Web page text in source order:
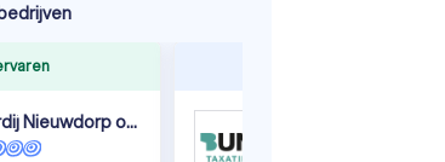
Makelaardij Nieuwdorp o.g.